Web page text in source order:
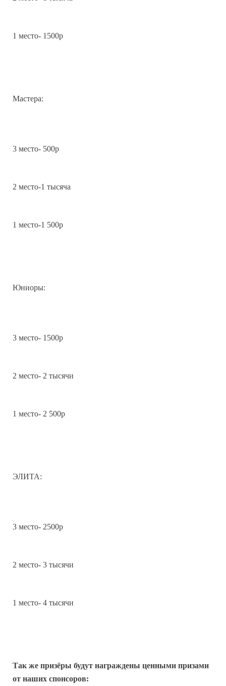
1 место- 1500р
Мастера:
3 место- 500р
2 место-1 тысяча
1 место-1 500р
Юниоры:
3 место- 1500р
2 место- 2 тысячи
1 место- 2 500р
ЭЛИТА:
3 место- 2500р
2 место- 3 тысячи
1 место- 4 тысячи
Так же призёры будут награждены ценными призами
от наших спонсоров: